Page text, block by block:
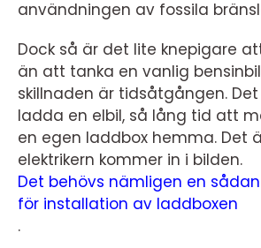
användningen av fossila
Dock så är det lite knepigare
än att tanka en vanlig
skillnaden är tidsåtgången.
ladda en elbil, så lång tid att
en egen laddbox hemma. Det
elektrikern kommer in i bilden.
Det behövs nämligen en
för installation av laddboxen
.